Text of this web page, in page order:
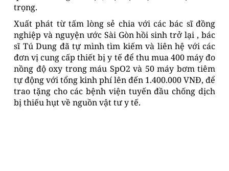
trọng.
Xuất phát từ tấm lòng sẻ chia với các bác sĩ đồng
nghiệp và nguyện ước Sài Gòn hồi sinh trở lại , bác
sĩ Tú Dung đã tự mình tìm kiếm và liên hệ với các
đơn vị cung cấp thiết bị y tế để thu mua 400 máy đo
nồng độ oxy trong máu SpO2 và 50 máy bơm tiêm
tự động với tổng kinh phí lên đến 1.400.000 VNĐ, để
trao tặng cho các bệnh viện tuyến đầu chống dịch
bị thiếu hụt về nguồn vật tư y tế.